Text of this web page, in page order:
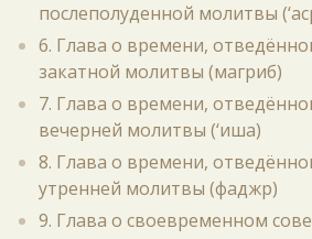
послеполуденной молитвы
6. Глава о времени,
закатной молитвы (магриб)
7. Глава о времени,
вечерней молитвы (‘иша)
8. Глава о времени,
утренней молитвы (фаджр)
9. Глава о своевременном